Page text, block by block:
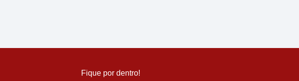
Fique por dentro!